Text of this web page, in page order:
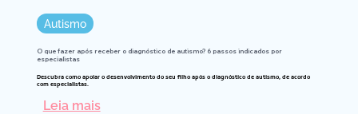
Autismo
O que fazer após receber o diagnóstico de autismo? 6 passos indicados por
especialistas
Descubra como apoiar o desenvolvimento do seu filho após o diagnóstico de autismo, de acordo
com especialistas.
Leia mais